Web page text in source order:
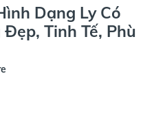
Dạng Ly Có
Tinh Tế, Phù